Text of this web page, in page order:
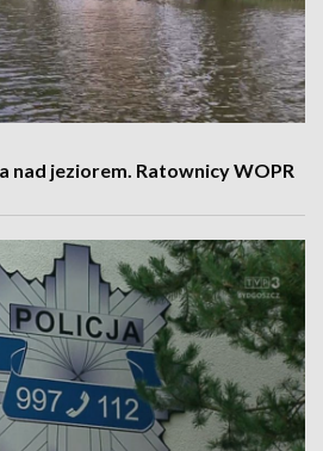
nad jeziorem. Ratownicy WOPR